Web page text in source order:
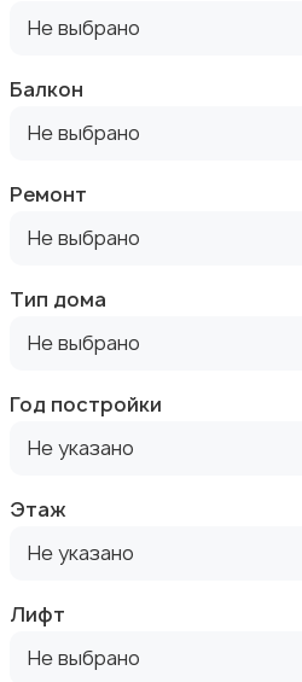
Аренда дома длительно
Аренда комнаты посуточно
Аренда дома посуточно
Не выбрано
Балкон
Не выбрано
Ремонт
Не выбрано
Тип дома
Не выбрано
Год постройки
Не указано
Этаж
Не указано
Лифт
Не выбрано